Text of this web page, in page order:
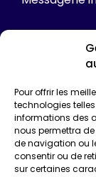
Pour offrir les
technologies
informations des
nous permettra
de navigation ou
consentir ou de
sur certaines
Plateforme
Formations
Enquêtes
Entreprise*